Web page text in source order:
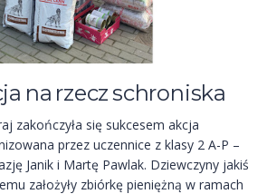
na rzecz schroniska
zakończyła się sukcesem akcja
przez uczennice z klasy 2 A-P –
Janik i Martę Pawlak. Dziewczyny jakiś
założyły zbiórkę pieniężną w ramach